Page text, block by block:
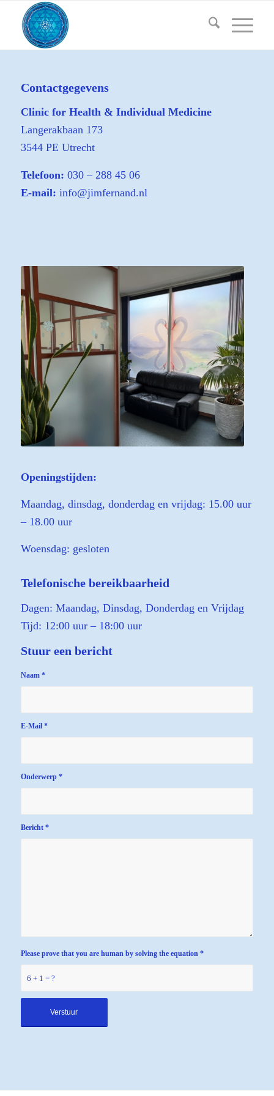
Contactgegevens
Clinic for Health & Individual Medicine
Langerakbaan 173
3544 PE Utrecht
Telefoon: 030 – 288 45 06
E-mail: info@jimfernand.nl
Openingstijden:
Maandag, dinsdag, donderdag en vrijdag: 15.00 uur
– 18.00 uur
Woensdag: gesloten
Telefonische bereikbaarheid
Dagen: Maandag, Dinsdag, Donderdag en Vrijdag
Tijd: 12:00 uur – 18:00 uur
Stuur een bericht
Naam *
E-Mail *
Onderwerp *
Bericht *
6 + 1 = ?
Please prove that you are human by solving the equation *